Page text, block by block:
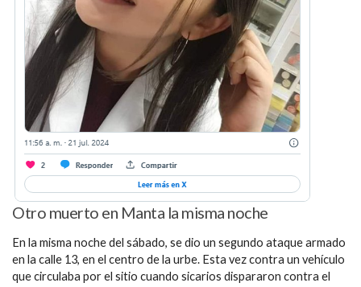
Otro muerto en Manta la misma noche
En la misma noche del sábado, se dio un segundo ataque armado
en la calle 13, en el centro de la urbe. Esta vez contra un vehículo
que circulaba por el sitio cuando sicarios dispararon contra el